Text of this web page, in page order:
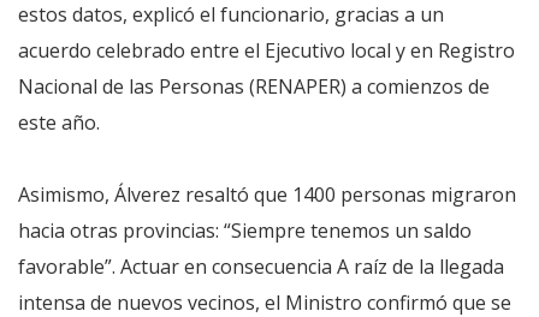
estos datos, explicó el funcionario, gracias a un
acuerdo celebrado entre el Ejecutivo local y en Registro
Nacional de las Personas (RENAPER) a comienzos de
este año.
Asimismo, Álverez resaltó que 1400 personas migraron
hacia otras provincias: “Siempre tenemos un saldo
favorable”. Actuar en consecuencia A raíz de la llegada
intensa de nuevos vecinos, el Ministro confirmó que se